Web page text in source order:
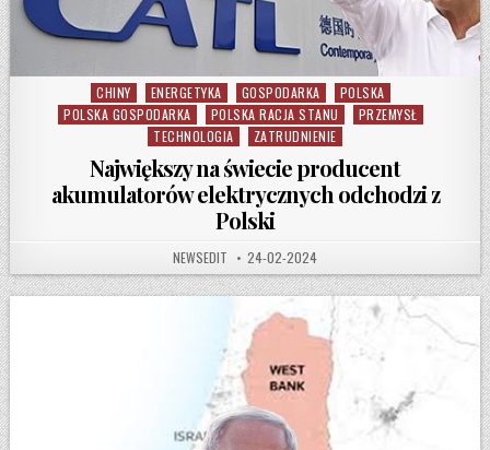
Posted in
CHINY ENERGETYKA GOSPODARKA
POLSKA
POLSKA GOSPODARKA
POLSKA RACJA STANU
PRZEMYSŁ
TECHNOLOGIA
ZATRUDNIENIE
Największy na świecie producent
akumulatorów elektrycznych odchodzi z
Polski
AUTHOR:
NEWSEDIT PUBLISHED DATE:
24-02-2024